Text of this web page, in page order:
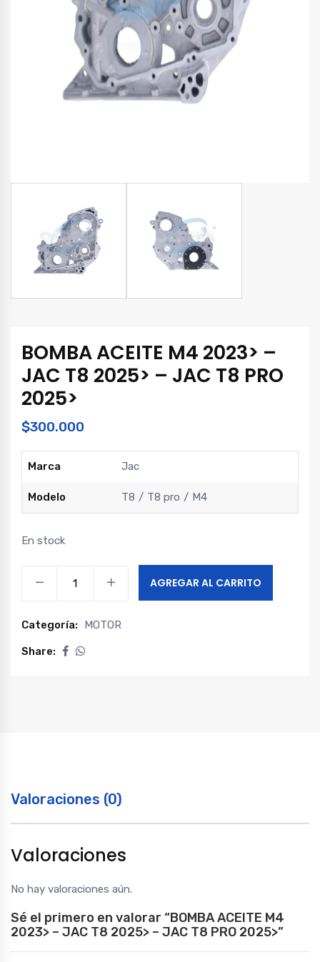
BOMBA ACEITE M4 2023> –
JAC T8 2025> – JAC T8 PRO
2025>
$300.000
Marca Jac
Modelo T8 T8 pro M4
En stock
2023>
-
2025>
quantity
AGREGAR AL CARRITO
Categoría: MOTOR
Share:
Valoraciones (0)
Valoraciones
No hay valoraciones aún.
Sé el primero en valorar “BOMBA ACEITE M4
2023> – JAC T8 2025> – JAC T8 PRO 2025>”